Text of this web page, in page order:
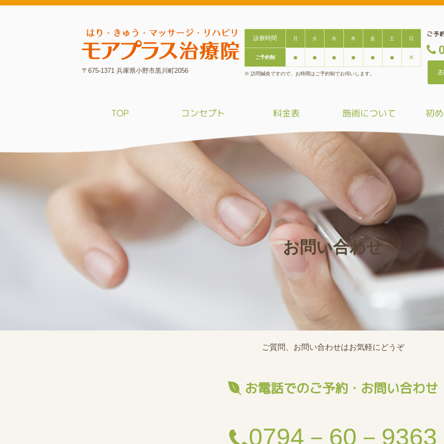
〒675-1371 兵庫県小野市黒川町2056
診療時間 月 火 水 木 金 土 日
ご予約制 ● ● ● ● ● ● ×
※ 訪問鍼灸ですので、お時間はご予約制でお伺いします。
ご予

TOP コンセプト 料金表 施術について 初
お問い合わせ
ご質問、お問い合わせはお気軽にどうぞ
 お電話でのご予約・お問い合わせ
0794－60－9363